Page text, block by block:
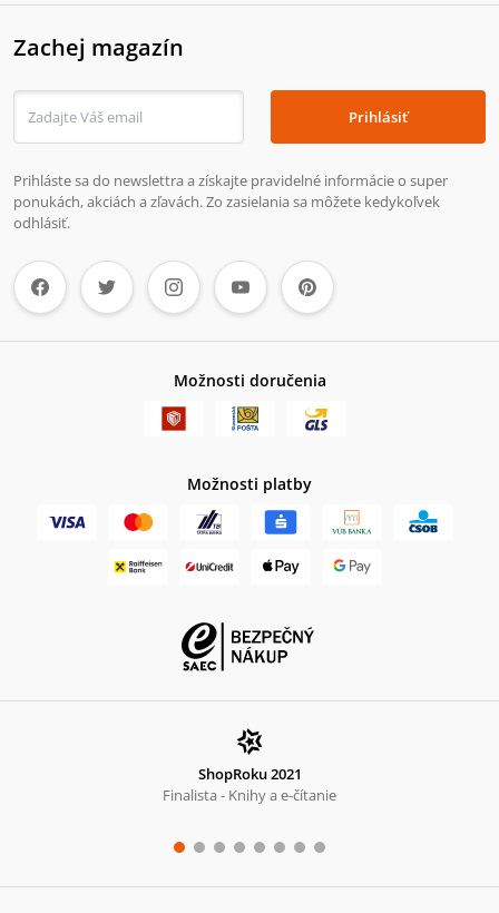
Zachej magazín
Prihlásiť
Prihláste sa do newslettra a získajte pravidelné informácie o super
ponukách, akciách a zľavách. Zo zasielania sa môžete kedykoľvek
odhlásiť.
Možnosti doručenia
Možnosti platby
ShopRoku 2021
Finalista - Knihy a e-čítanie